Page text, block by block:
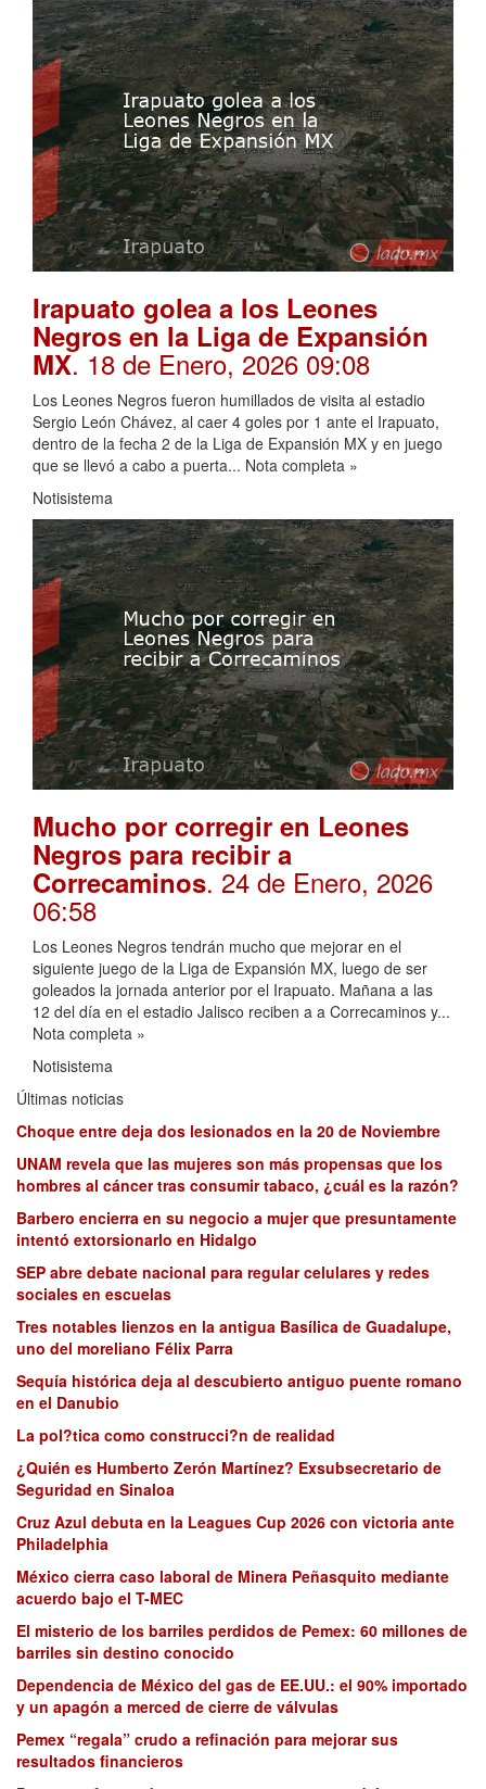
Irapuato golea a los Leones
Negros en la Liga de Expansión
MX. 18 de Enero, 2026 09:08
Los Leones Negros fueron humillados de visita al estadio
Sergio León Chávez, al caer 4 goles por 1 ante el Irapuato,
dentro de la fecha 2 de la Liga de Expansión MX y en juego
que se llevó a cabo a puerta... Nota completa »
Notisistema
Mucho por corregir en Leones
Negros para recibir a
Correcaminos. 24 de Enero, 2026
06:58
Los Leones Negros tendrán mucho que mejorar en el
siguiente juego de la Liga de Expansión MX, luego de ser
goleados la jornada anterior por el Irapuato. Mañana a las
12 del día en el estadio Jalisco reciben a a Correcaminos y...
Nota completa »
Notisistema
Últimas noticias
Choque entre deja dos lesionados en la 20 de Noviembre
UNAM revela que las mujeres son más propensas que los
hombres al cáncer tras consumir tabaco, ¿cuál es la razón?
Barbero encierra en su negocio a mujer que presuntamente
intentó extorsionarlo en Hidalgo
SEP abre debate nacional para regular celulares y redes
sociales en escuelas
Tres notables lienzos en la antigua Basílica de Guadalupe,
uno del moreliano Félix Parra
Sequía histórica deja al descubierto antiguo puente romano
en el Danubio
La pol?tica como construcci?n de realidad
¿Quién es Humberto Zerón Martínez? Exsubsecretario de
Seguridad en Sinaloa
Cruz Azul debuta en la Leagues Cup 2026 con victoria ante
Philadelphia
México cierra caso laboral de Minera Peñasquito mediante
acuerdo bajo el T-MEC
El misterio de los barriles perdidos de Pemex: 60 millones de
barriles sin destino conocido
Dependencia de México del gas de EE.UU.: el 90% importado
y un apagón a merced de cierre de válvulas
Pemex “regala” crudo a refinación para mejorar sus
resultados financieros